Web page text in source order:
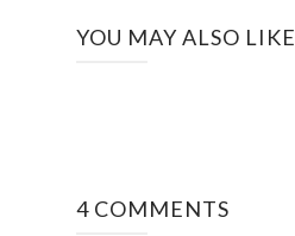
YOU MAY ALSO LIKE
4 COMMENTS